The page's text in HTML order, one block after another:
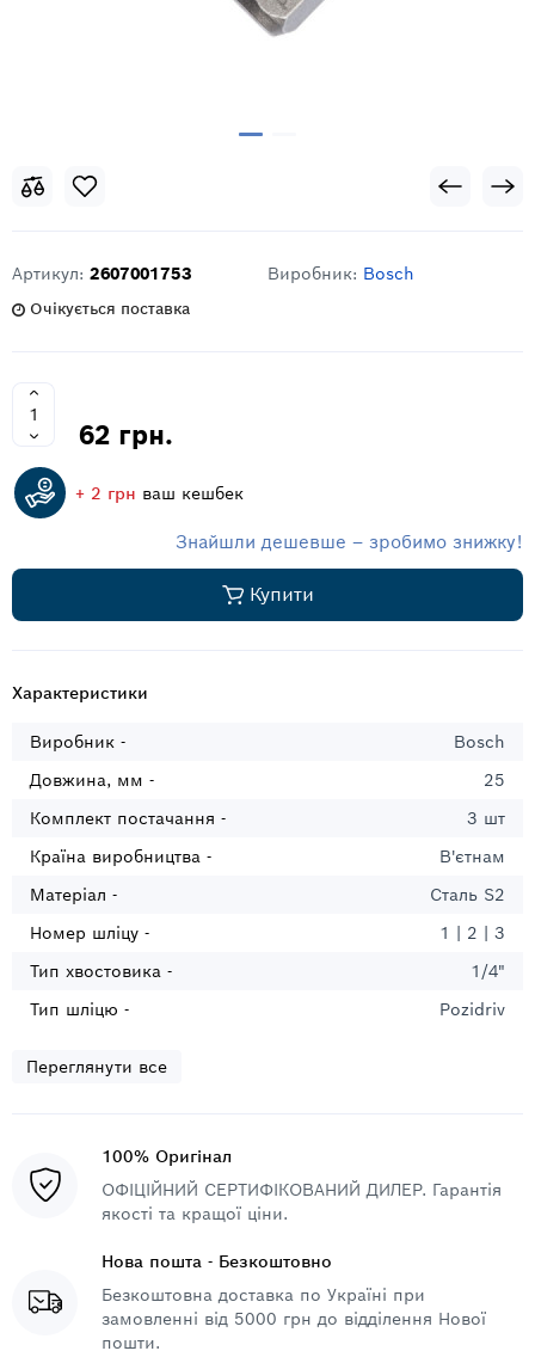
Артикул: 2607001753 Виробник: Bosch
Очікується поставка
62 грн.
+ 2 грн ваш кешбек
Знайшли дешевше – зробимо знижку!
Купити
Характеристики
Виробник -
Bosch
Довжина, мм -
25
Комплект постачання -
3 шт
Країна виробництва -
В'єтнам
Матеріал -
Сталь S2
Номер шліцу -
1 | 2 | 3
Тип хвостовика -
1/4"
Тип шліцю -
Pozidriv
Переглянути все
100% Оригінал
ОФІЦІЙНИЙ СЕРТИФІКОВАНИЙ ДИЛЕР. Гарантія
якості та кращої ціни.
Нова пошта - Безкоштовно
Безкоштовна доставка по Україні при
замовленні від 5000 грн до відділення Нової
пошти.